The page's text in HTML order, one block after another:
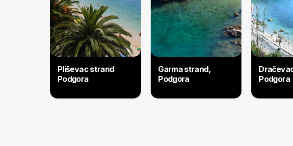
Pliševac strand
Podgora
Garma strand,
Podgora
Podgora